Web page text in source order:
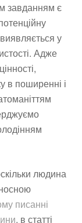
завданням є
у
Адже
в поширенні і
людина
писанні
, в статті